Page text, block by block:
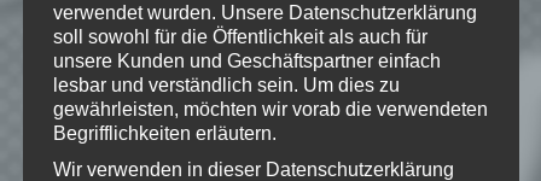
*Ich habe die
Datenschutzerklärungzur
Kenntnis genommen. Ich stimme
zu, dass meine Angaben dauerhaft
gespeichert werden.
verwendet wurden. Unsere Datenschutzerklärung
soll sowohl für die Öffentlichkeit als auch für
unsere Kunden und Geschäftspartner einfach
lesbar und verständlich sein. Um dies zu
gewährleisten, möchten wir vorab die verwendeten
Begrifflichkeiten erläutern.
Wir verwenden in dieser Datenschutzerklärung